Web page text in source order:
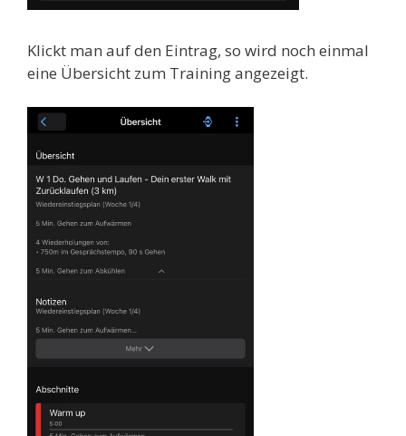
Klickt man auf den Eintrag, so wird noch einmal
eine Übersicht zum Training angezeigt.